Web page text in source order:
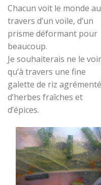
Chacun voit le monde au
travers d’un voile, d’un
prisme déformant pour
beaucoup.
Je souhaiterais ne le voir
qu’à travers une fine
galette de riz
d’herbes fraîches et
d’épices.